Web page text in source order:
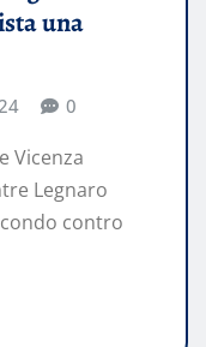
una
0
Vicenza
Legnaro
contro